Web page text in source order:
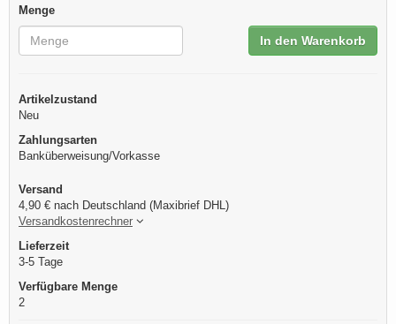
Menge
In den Warenkorb
Artikelzustand
Neu
Zahlungsarten
Banküberweisung/Vorkasse
Versand
4,90 € nach Deutschland (Maxibrief DHL)
Versandkostenrechner
Lieferzeit
3-5 Tage
Verfügbare Menge
2